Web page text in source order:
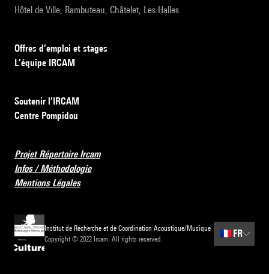
Hôtel de Ville, Rambuteau, Châtelet, Les Halles
Offres d’emploi et stages
L’équipe IRCAM
Soutenir l’IRCAM
Centre Pompidou
Projet Répertoire Ircam
Infos / Méthodologie
Mentions Légales
Institut de Recherche et de Coordination Acoustique/Musique
Copyright © 2022 Ircam. All rights reserved.
🇫🇷 FR